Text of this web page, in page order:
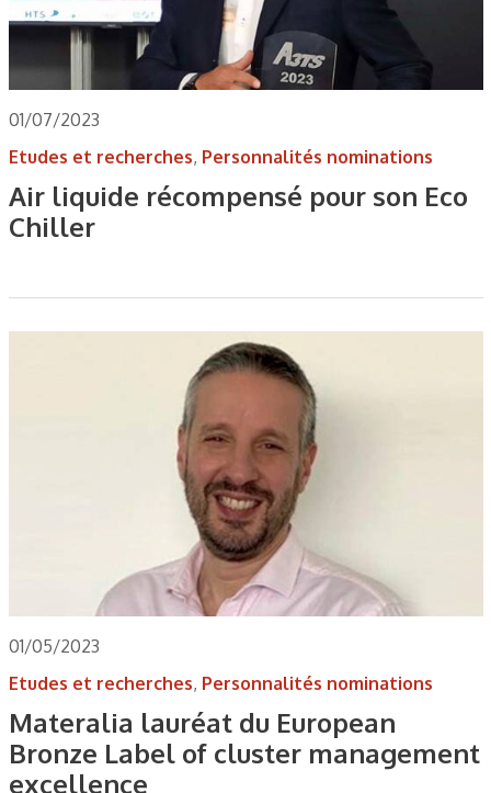
01/07/2023
Etudes et recherches, Personnalités nominations
Air liquide récompensé pour son Eco
Chiller
01/05/2023
Etudes et recherches, Personnalités nominations
Materalia lauréat du European
Bronze Label of cluster management
excellence